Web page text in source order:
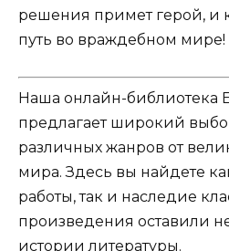
решения примет герой, и
путь во враждебном мире!
Наша онлайн-библиотека
предлагает широкий
различных жанров от
мира. Здесь вы найдете
работы, так и наследие
произведения оставили
истории литературы.